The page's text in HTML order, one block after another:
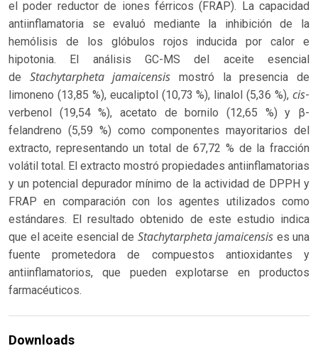
el poder reductor de iones férricos (FRAP). La capacidad
antiinflamatoria se evaluó mediante la inhibición de la
hemólisis de los glóbulos rojos inducida por calor e
hipotonia. El análisis GC-MS del aceite esencial
de Stachytarpheta jamaicensis mostró la presencia de
limoneno (13,85 %), eucaliptol (10,73 %), linalol (5,36 %), cis-
verbenol (19,54 %), acetato de bornilo (12,65 %) y β-
felandreno (5,59 %) como componentes mayoritarios del
extracto, representando un total de 67,72 % de la fracción
volátil total. El extracto mostró propiedades antiinflamatorias
y un potencial depurador mínimo de la actividad de DPPH y
FRAP en comparación con los agentes utilizados como
estándares. El resultado obtenido de este estudio indica
que el aceite esencial de Stachytarpheta jamaicensis es una
fuente prometedora de compuestos antioxidantes y
antiinflamatorios, que pueden explotarse en productos
farmacéuticos.
Downloads